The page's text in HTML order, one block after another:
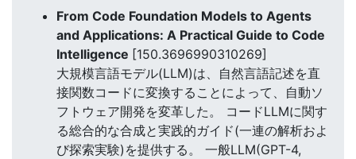
From Code Foundation Models to Agents
and Applications: A Practical Guide to Code
Intelligence [150.3696990310269]
大規模言語モデル(LLM)は、自然言語記述を直
接関数コードに変換することによって、自動ソ
フトウェア開発を変革した。 コードLLMに関す
る総合的な合成と実践的ガイド(一連の解析およ
び探索実験)を提供する。 一般LLM(GPT-4,